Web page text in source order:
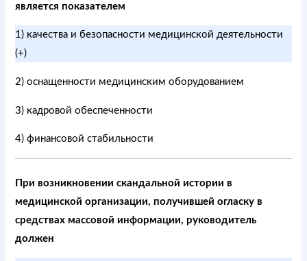
является показателем
1) качества и безопасности медицинской деятельности
(+)
2) оснащенности медицинским оборудованием
3) кадровой обеспеченности
4) финансовой стабильности
При возникновении скандальной истории в
медицинской организации, получившей огласку в
средствах массовой информации, руководитель
должен